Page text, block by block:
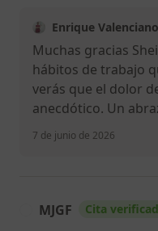
Enrique
Muchas gracias
hábitos de trabajo
verás que el dolor
anecdótico. Un
7 de junio de 2026
MJGF Cita